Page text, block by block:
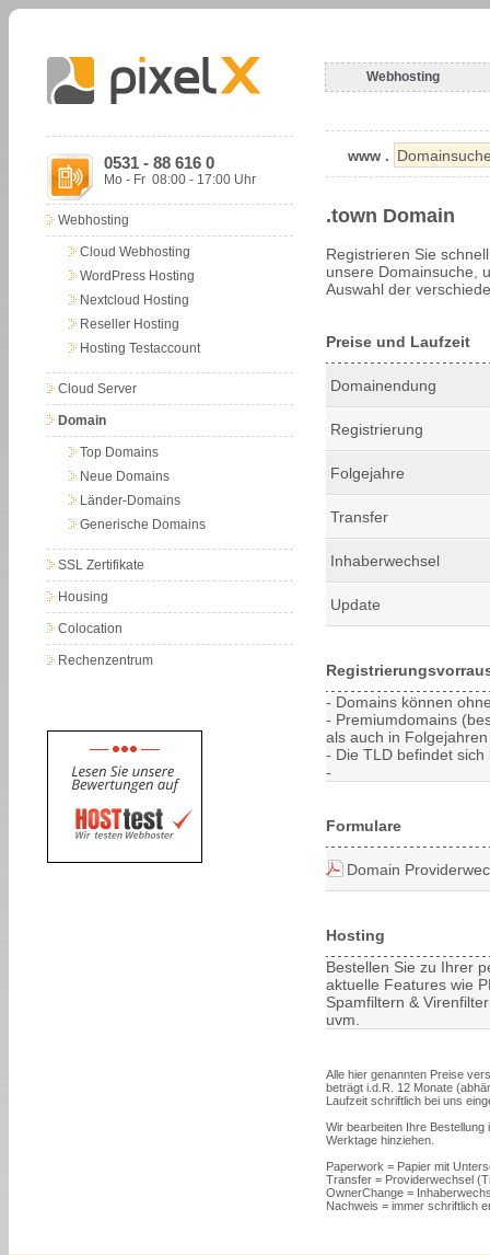
Webhosting
0531 - 88 616 0
Mo - Fr 08:00 - 17:00 Uhr
Webhosting
Cloud Webhosting
WordPress Hosting
Nextcloud Hosting
Reseller Hosting
Hosting Testaccount
Cloud Server
Domain
Top Domains
Neue Domains
Länder-Domains
Generische Domains
SSL Zertifikate
Housing
Colocation
Rechenzentrum
www .
.town Domain
Registrieren Sie
unsere Domainsuche,
Auswahl der
Preise und Laufzeit
Domainendung
Registrierung
Folgejahre
Transfer
Inhaberwechsel
Update
- Domains können
- Premiumdomains
als auch in
- Die TLD befindet
-
Formulare
Domain
Hosting
Bestellen Sie zu Ihrer
aktuelle Features wie
Spamfiltern &
uvm.
Alle hier genannten Preise
beträgt i.d.R. 12 Monate
Laufzeit schriftlich bei uns
Wir bearbeiten Ihre
Werktage hinziehen.
Paperwork = Papier mit
Transfer = Providerwechsel
OwnerChange =
Nachweis = immer schriftlich